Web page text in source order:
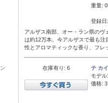
重量:
登録
アルザス南部、オー・ラン県の
は約12万本。今アルザスで最も
性とアロマティックな香り、フレ
在庫有り: 6
テ カ
モデル:
価格: